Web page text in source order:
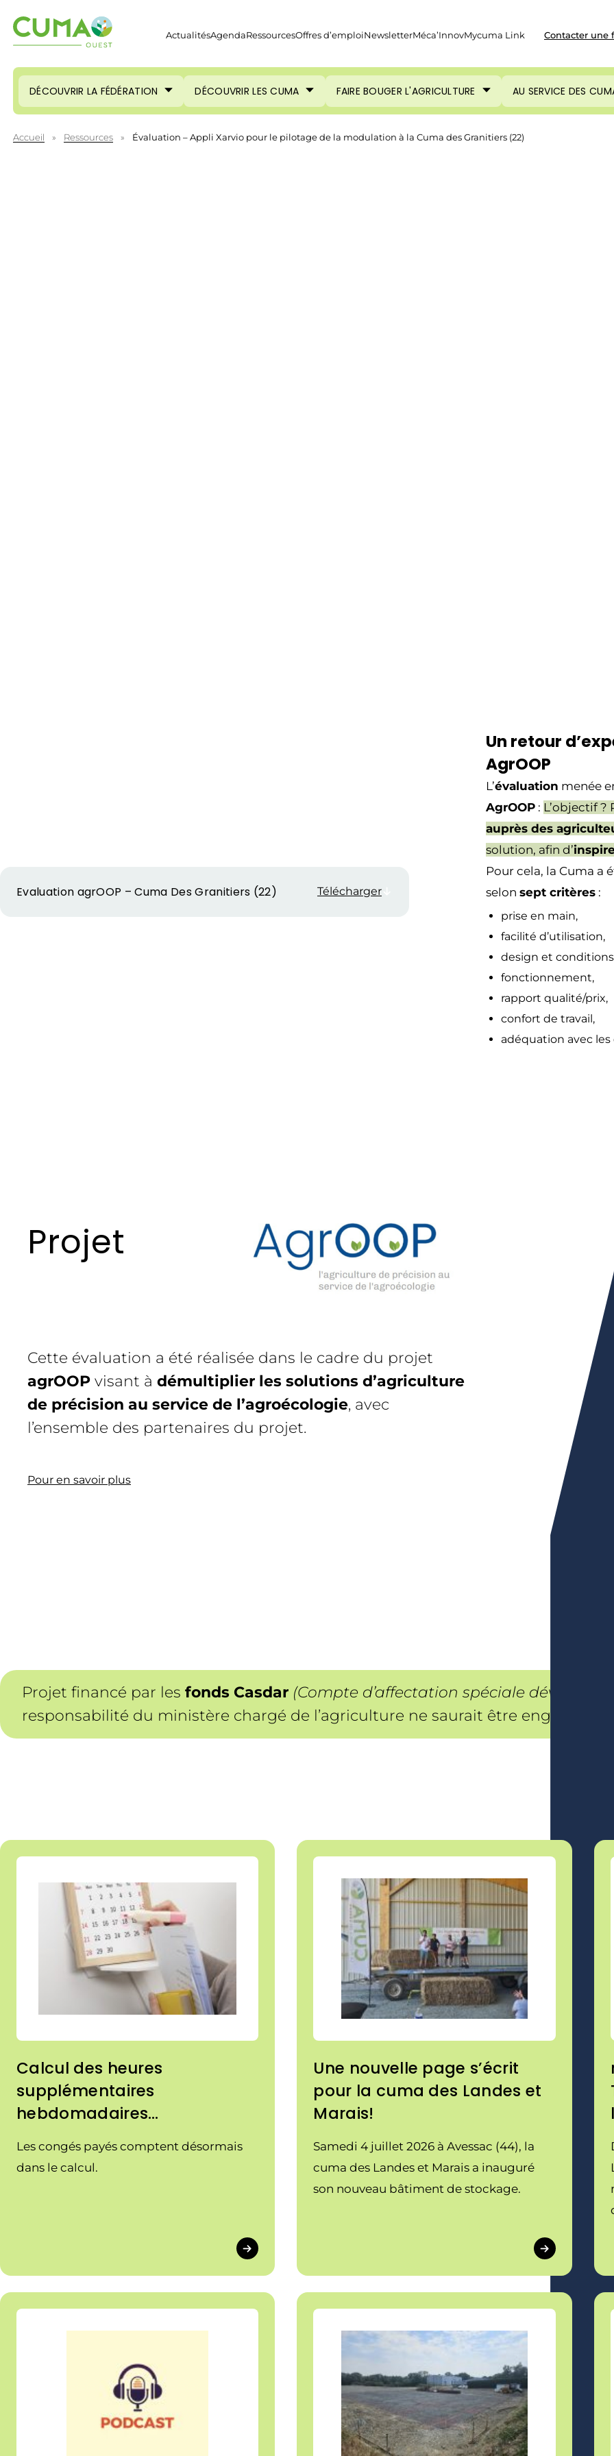
ActualitésAgendaRessourcesOffres d’emploiNewsletterMéca’InnovMycuma Link Contacter une
DÉCOUVRIR LA FÉDÉRATION DÉCOUVRIR LES CUMA FAIRE BOUGER L'AGRICULTURE AU SERVICE DES
Accueil » Ressources » Évaluation – Appli Xarvio pour le pilotage de la modulation à la Cuma des Granitiers (22)
Evaluation agrOOP – Cuma Des Granitiers (22) Télécharger
Un retour
AgrOOP
L’évaluation menée
AgrOOP : L’objectif ?
auprès des
solution, afin d’
Pour cela, la Cuma a
selon sept critères :
prise en main,
facilité d’utilisation,
design et
fonctionnement,
rapport qualité/prix,
confort de travail,
adéquation avec les
Projet
Cette évaluation a été réalisée dans le cadre du projet
agrOOP visant à démultiplier les solutions d’agriculture
de précision au service de l’agroécologie, avec
l’ensemble des partenaires du projet.
Pour en savoir plus
Projet financé par les fonds Casdar (Compte d’affectation spéciale
responsabilité du ministère chargé de l’agriculture ne saurait être engagée
Calcul des heures
supplémentaires
hebdomadaires…
Les congés payés comptent désormais
dans le calcul.
Une nouvelle page s’écrit
pour la cuma des Landes et
Marais!
Samedi 4 juillet 2026 à Avessac (44), la
cuma des Landes et Marais a inauguré
son nouveau bâtiment de stockage.